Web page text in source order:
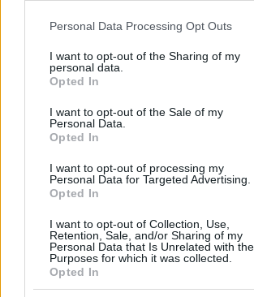
Please note that this website/app uses one
not limited to your visit or usage behaviour.
grant or deny consent to Google and its
use your data for below specified purposes
consent section.
Personal Data Processing Opt Outs
I want to opt-out of the Sharing of my
personal data.
Opted In
I want to opt-out of the Sale of my
Personal Data.
Opted In
I want to opt-out of processing my
Personal Data for Targeted Advertising.
Opted In
I want to opt-out of Collection, Use,
Retention, Sale, and/or Sharing of my
Personal Data that Is Unrelated with the
Purposes for which it was collected.
Opted In
Formula 1: Κίνδυνος αποκλεισμού για
Πιάστρι από το GP Λας Βέγκας
McLaren μετά την ολοκλήρωση του
επιπτώσεις να είναι τεράστιες στη